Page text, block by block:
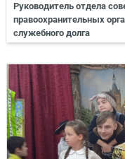
Руководитель отдела
правоохранительных
служебного долга